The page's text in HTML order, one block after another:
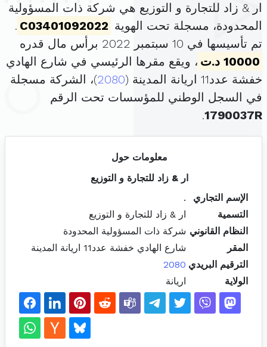
ار & زاد للتجارة و التوزيع هي شركة ذات المسؤولية
المحدودة، مسجلة تحت الهوية C03401092022
.
تم تأسيسها في 10 سبتمبر 2022 برأس مال قدره
10000 د.ت
، ويقع مقرها الرئيسي في شارع الهادي
خفشة عدد11 اريانة المدينة (
2080)، الشركة مسجلة
في السجل الوطني للمؤسسات تحت الرقم
1790037R
.
معلومات حول
ار & زاد للتجارة و التوزيع
الإسم التجاري
.
التسمية
ار & زاد للتجارة و التوزيع
النظام القانوني شركة ذات المسؤولية المحدودة
المقر
شارع الهادي خفشة عدد11 اريانة المدينة
الترقيم البريدي 2080
الولاية
اريانة